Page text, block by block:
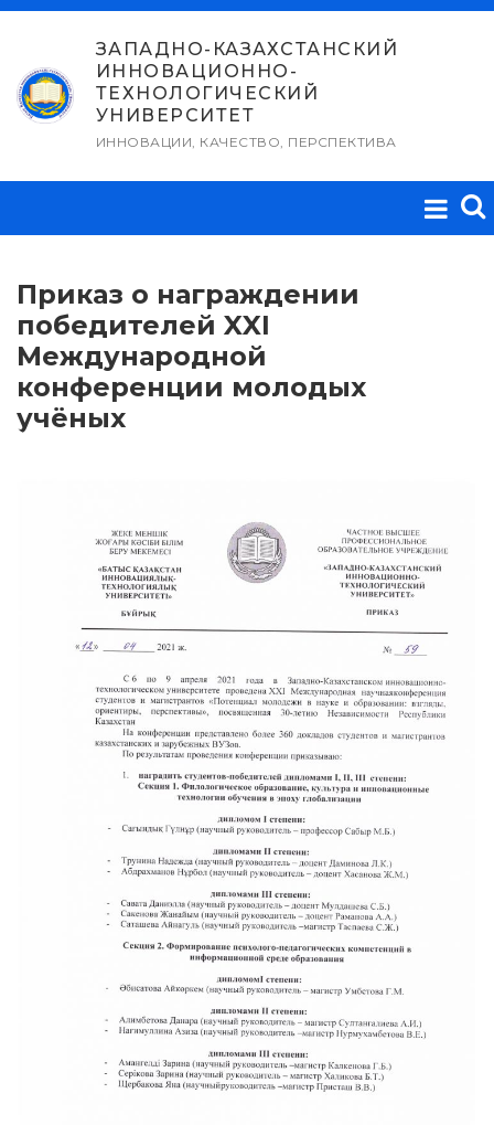
Перейти
содержимому
ЗАПАДНО-КАЗАХСТАНСКИЙ
ИННОВАЦИОННО-
ТЕХНОЛОГИЧЕСКИЙ
УНИВЕРСИТЕТ
ИННОВАЦИИ, КАЧЕСТВО, ПЕРСПЕКТИВА
Приказ о награждении
победителей XXI
Международной
конференции молодых
учёных